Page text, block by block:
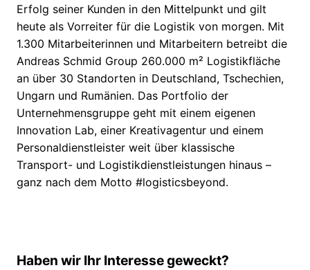
Erfolg seiner Kunden in den Mittelpunkt und gilt
heute als Vorreiter für die Logistik von morgen. Mit
1.300 Mitarbeiterinnen und Mitarbeitern betreibt die
Andreas Schmid Group 260.000 m² Logistikfläche
an über 30 Standorten in Deutschland, Tschechien,
Ungarn und Rumänien. Das Portfolio der
Unternehmensgruppe geht mit einem eigenen
Innovation Lab, einer Kreativagentur und einem
Personaldienstleister weit über klassische
Transport- und Logistikdienstleistungen hinaus –
ganz nach dem Motto #logisticsbeyond.
Haben wir Ihr Interesse geweckt?